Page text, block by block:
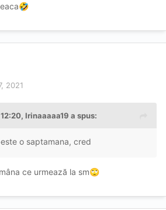
🤣
2021
Irinaaaaa19 a spus:
o saptamana, cred
ce urmează la sm🙄